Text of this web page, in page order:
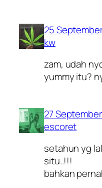
25
kw
zam, udah
yummy itu?
27
escoret
setahun yg
situ..!!!
bahkan